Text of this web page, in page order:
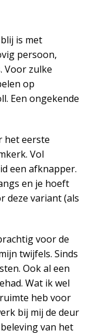
is met
persoon,
Voor zulke
op
Een ongekende
het eerste
Vol
een afknapper.
en je hoeft
deze variant (als
voor de
twijfels. Sinds
Ook al een
Wat ik wel
heb voor
bij mij de deur
van het